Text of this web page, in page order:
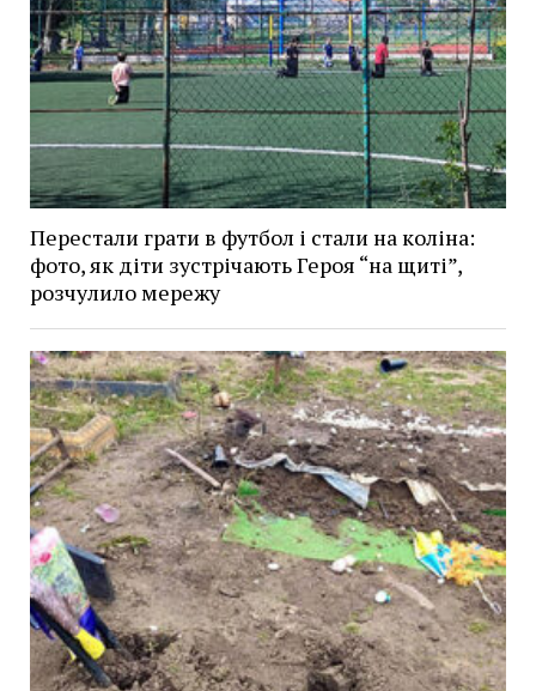
Перестали грати в футбол і стали на коліна:
фото, як діти зустрічають Героя “на щиті”,
розчулило мережу